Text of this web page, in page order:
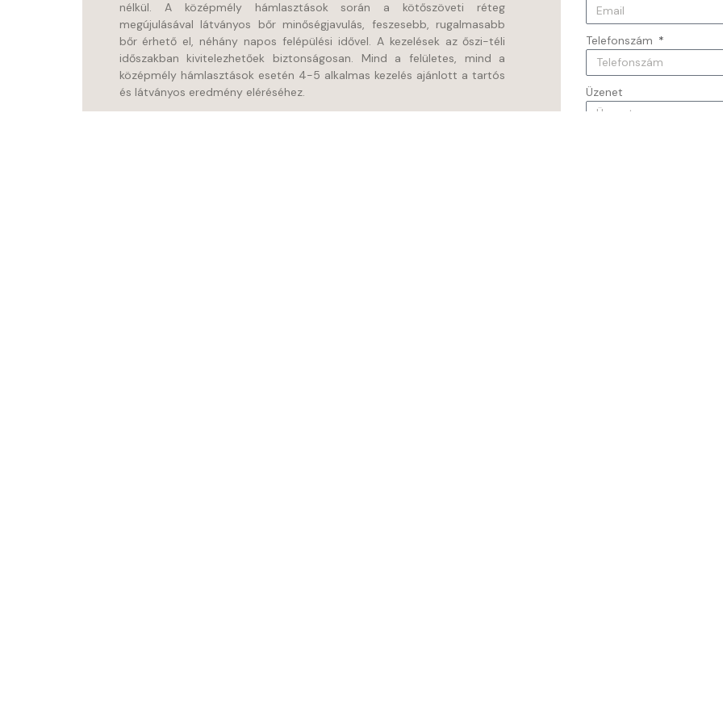
nélkül. A középmély hámlasztások során a kötőszöveti réteg
megújulásával látványos bőr minőségjavulás, feszesebb, rugalmasabb
bőr érhető el, néhány napos felépülési idővel. A kezelések az őszi-téli
időszakban kivitelezhetőek biztonságosan. Mind a felületes, mind a
középmély hámlasztások esetén 4-5 alkalmas kezelés ajánlott a tartós
és látványos eredmény eléréséhez.
Telefonszám
Üzenet